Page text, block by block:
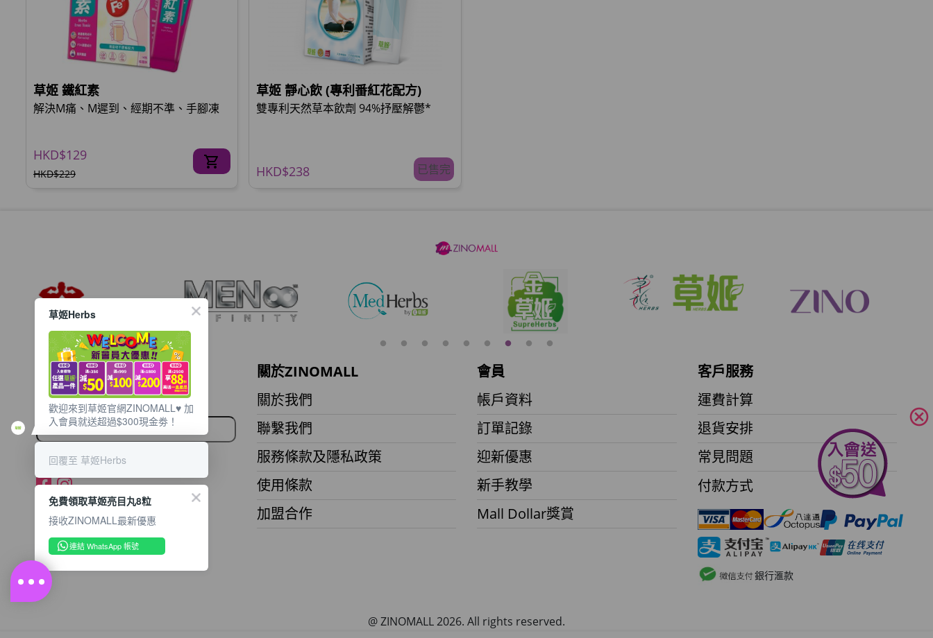
草姬 鐵紅素
解決M痛、M遲到、經期不準、手腳凍
HKD$129
HKD$229
草姬 靜心飲 (專利番紅花配方)
雙專利天然草本飲劑 94%抒壓解鬱*
HKD$238 已售完
想獲取最新的優惠資訊？
立即訂閱電子郵件!
關於ZINOMALL
關於我們
聯繫我們
服務條款及隱私政策
使用條款
加盟合作
會員
帳戶資料
訂單記錄
迎新優惠
新手教學
Mall Dollar獎賞
客戶服務
運費計算
退貨安排
常見問題
付款方式
銀行滙款
@ ZINOMALL 2026. All rights reserved.
cancel
草姬Herbs
歡迎來到草姬官網ZINOMALL♥️ 加
入會員就送超過$300現金劵！
回覆至 草姬Herbs
免費領取草姬亮目丸8粒
接收ZINOMALL最新優惠
連結 WhatsApp 帳號